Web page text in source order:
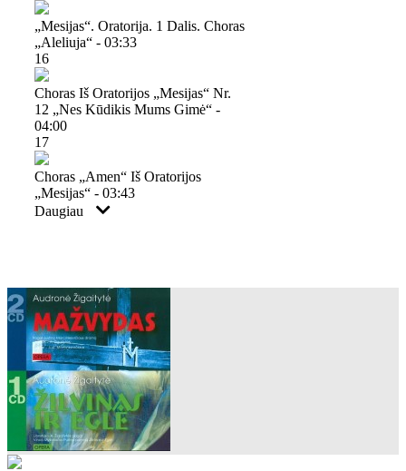
„mesijas“. Oratorija. 1 Dalis. Choras
„aleliuja“ - 03:33
16
Choras Iš Oratorijos „mesijas“ Nr.
12 „nes Kūdikis Mums Gimė“ -
04:00
17
Choras „amen“ Iš Oratorijos
„mesijas“ - 03:43
Daugiau